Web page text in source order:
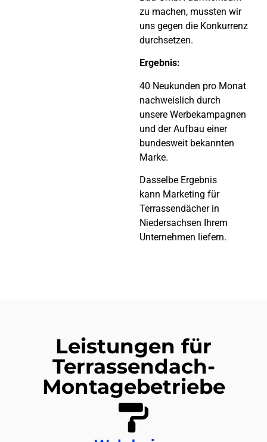
zu machen, mussten wir
uns gegen die Konkurrenz
durchsetzen.
Ergebnis:
40 Neukunden pro Monat
nachweislich durch
unsere Werbekampagnen
und der Aufbau einer
bundesweit bekannten
Marke.
Dasselbe Ergebnis
kann Marketing für
Terrassendächer in
Niedersachsen Ihrem
Unternehmen liefern.
Leistungen für
Terrassendach-
Montagebetriebe